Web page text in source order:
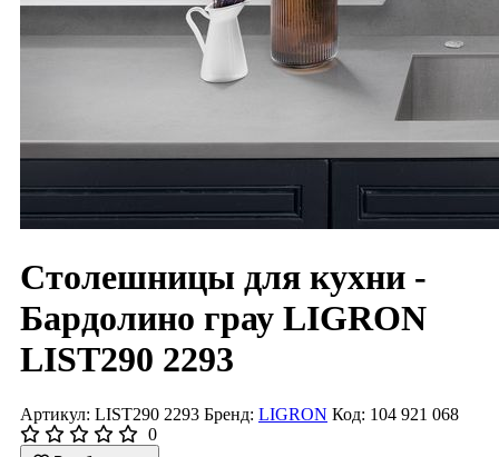
Столешницы для кухни -
Бардолино грау LIGRON
LIST290 2293
Артикул: LIST290 2293 Бренд: LIGRON Код: 104 921 068
0